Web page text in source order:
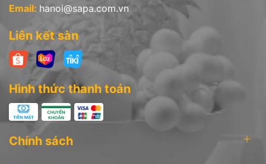
Email: hanoi@sapa.com.vn
Liên kết sàn
Hình thức thanh toán
Chính sách